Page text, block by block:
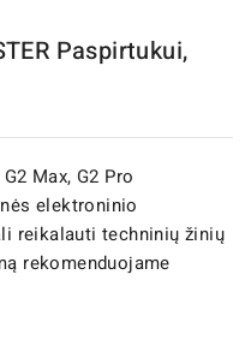
Paspirtukui,
Max, G2 Pro
elektroninio
reikalauti techninių žinių
rekomenduojame